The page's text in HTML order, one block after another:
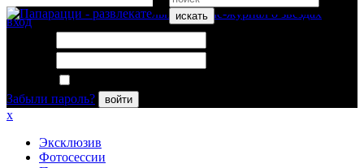
искать
вход
Забыли пароль?
войти
x
Эксклюзив
Фотосессии